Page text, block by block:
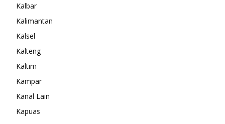
Kalbar
Kalimantan
Kalsel
Kalteng
Kaltim
Kampar
Kanal Lain
Kapuas